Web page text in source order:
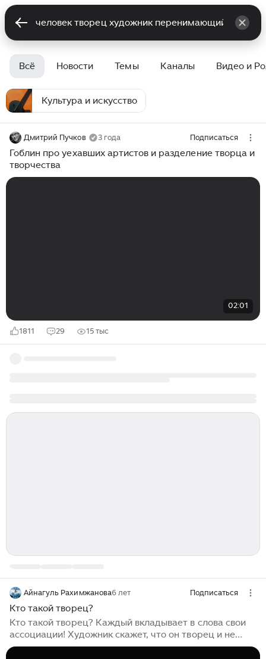
Всё Новости Темы Каналы Видео и
Культура и искусство
Дмитрий Пучков 3 года Подписаться
Гоблин про уехавших артистов и разделение творца и
творчества
02:01
1811 29 15 тыс
Айнагуль Рахимжанова6 лет Подписаться
Кто такой творец?
Кто такой творец? Каждый вкладывает в слова свои
ассоциации! Художник скажет, что он творец и не
вложит в эти слова Бога... Если вы вкладываете в это